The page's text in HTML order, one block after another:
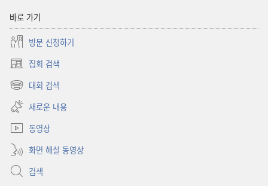
바로 가기
방문 신청하기
집회 검색
(새로운
창
대회 검색
(새로운
창
열기)
새로운 내용
동영상
화면 해설 동영상
검색